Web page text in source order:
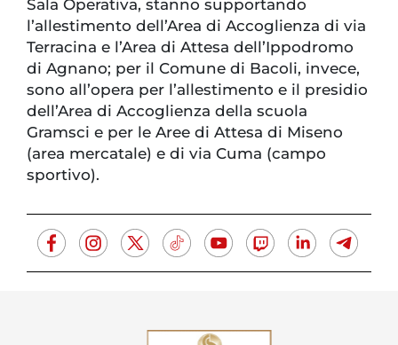
Sala Operativa, stanno supportando
l’allestimento dell’Area di Accoglienza di via
Terracina e l’Area di Attesa dell’Ippodromo
di Agnano; per il Comune di Bacoli, invece,
sono all’opera per l’allestimento e il presidio
dell’Area di Accoglienza della scuola
Gramsci e per le Aree di Attesa di Miseno
(area mercatale) e di via Cuma (campo
sportivo).